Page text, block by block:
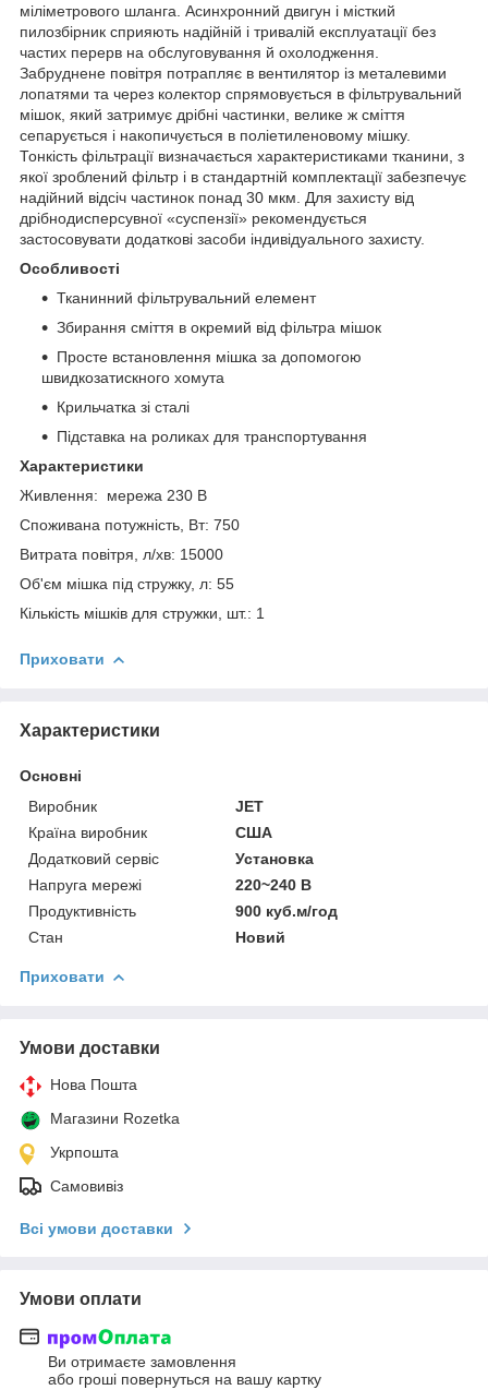
міліметрового шланга. Асинхронний двигун і місткий
пилозбірник сприяють надійній і тривалій експлуатації без
частих перерв на обслуговування й охолодження.
Забруднене повітря потрапляє в вентилятор із металевими
лопатями та через колектор спрямовується в фільтрувальний
мішок, який затримує дрібні частинки, велике ж сміття
сепарується і накопичується в поліетиленовому мішку.
Тонкість фільтрації визначається характеристиками тканини, з
якої зроблений фільтр і в стандартній комплектації забезпечує
надійний відсіч частинок понад 30 мкм. Для захисту від
дрібнодисперсувної «суспензії» рекомендується
застосовувати додаткові засоби індивідуального захисту.
Особливості
Тканинний фільтрувальний елемент
Збирання сміття в окремий від фільтра мішок
Просте встановлення мішка за допомогою
швидкозатискного хомута
Крильчатка зі сталі
Підставка на роликах для транспортування
Характеристики
Живлення: мережа 230 В
Споживана потужність, Вт: 750
Витрата повітря, л/хв: 15000
Об'єм мішка під стружку, л: 55
Кількість мішків для стружки, шт.: 1
Приховати
Характеристики
Основні
Виробник
JET
Країна виробник
США
Додатковий сервіс
Установка
Напруга мережі
220~240 В
Продуктивність
900 куб.м/год
Стан
Новий
Приховати
Умови доставки
Нова Пошта
Магазини Rozetka
Укрпошта
Самовивіз
Всі умови доставки
Умови оплати
Ви отримаєте замовлення
або гроші повернуться на вашу картку